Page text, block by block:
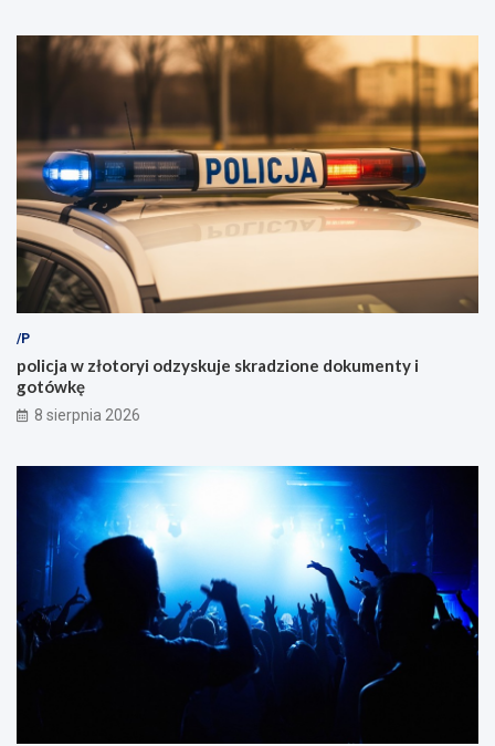
/P
policja w złotoryi odzyskuje skradzione dokumenty i
gotówkę
8 sierpnia 2026